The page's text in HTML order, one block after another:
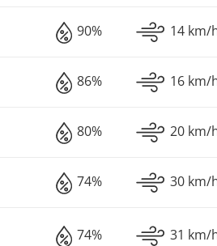
90% 14 km/
86% 16 km/
80% 20 km/
74% 30 km/
74% 31 km/